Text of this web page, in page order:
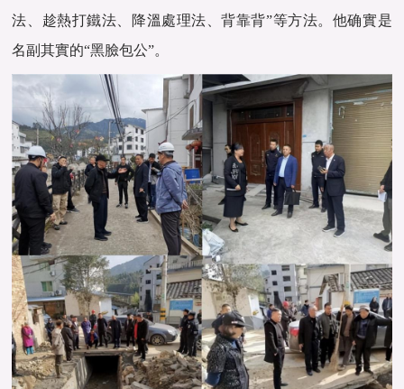
法、趁熱打鐵法、降溫處理法、背靠背”等方法。他确實是
名副其實的“黑臉包公”。